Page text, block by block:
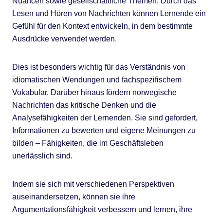
Lesen und Hören von Nachrichten können Lernende ein
Gefühl für den Kontext entwickeln, in dem bestimmte
Ausdrücke verwendet werden.
Dies ist besonders wichtig für das Verständnis von
idiomatischen Wendungen und fachspezifischem
Vokabular. Darüber hinaus fördern norwegische
Nachrichten das kritische Denken und die
Analysefähigkeiten der Lernenden. Sie sind gefordert,
Informationen zu bewerten und eigene Meinungen zu
bilden – Fähigkeiten, die im Geschäftsleben
unerlässlich sind.
Indem sie sich mit verschiedenen Perspektiven
auseinandersetzen, können sie ihre
Argumentationsfähigkeit verbessern und lernen, ihre